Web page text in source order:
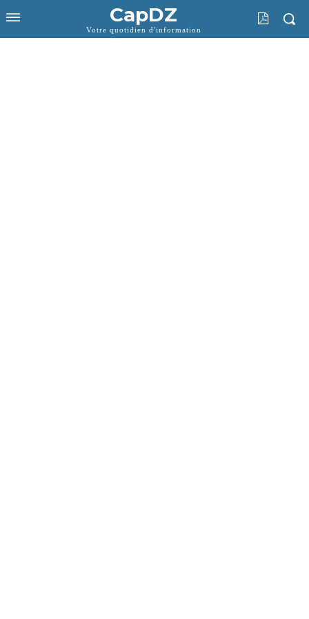
CapDZ
Votre quotidien d'information